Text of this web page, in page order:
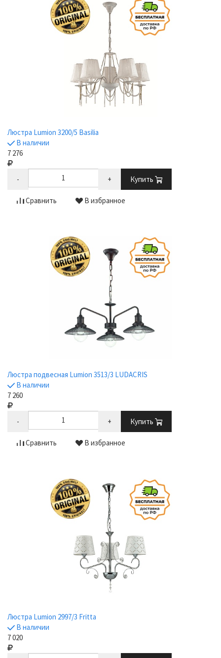
Люстра Lumion 3200/5 Basilia
В наличии
7 276
- + Купить
Сравнить В избранное
Люстра подвесная Lumion 3513/3 LUDACRIS
В наличии
7 260
- + Купить
Сравнить В избранное
Люстра Lumion 2997/3 Fritta
В наличии
7 020